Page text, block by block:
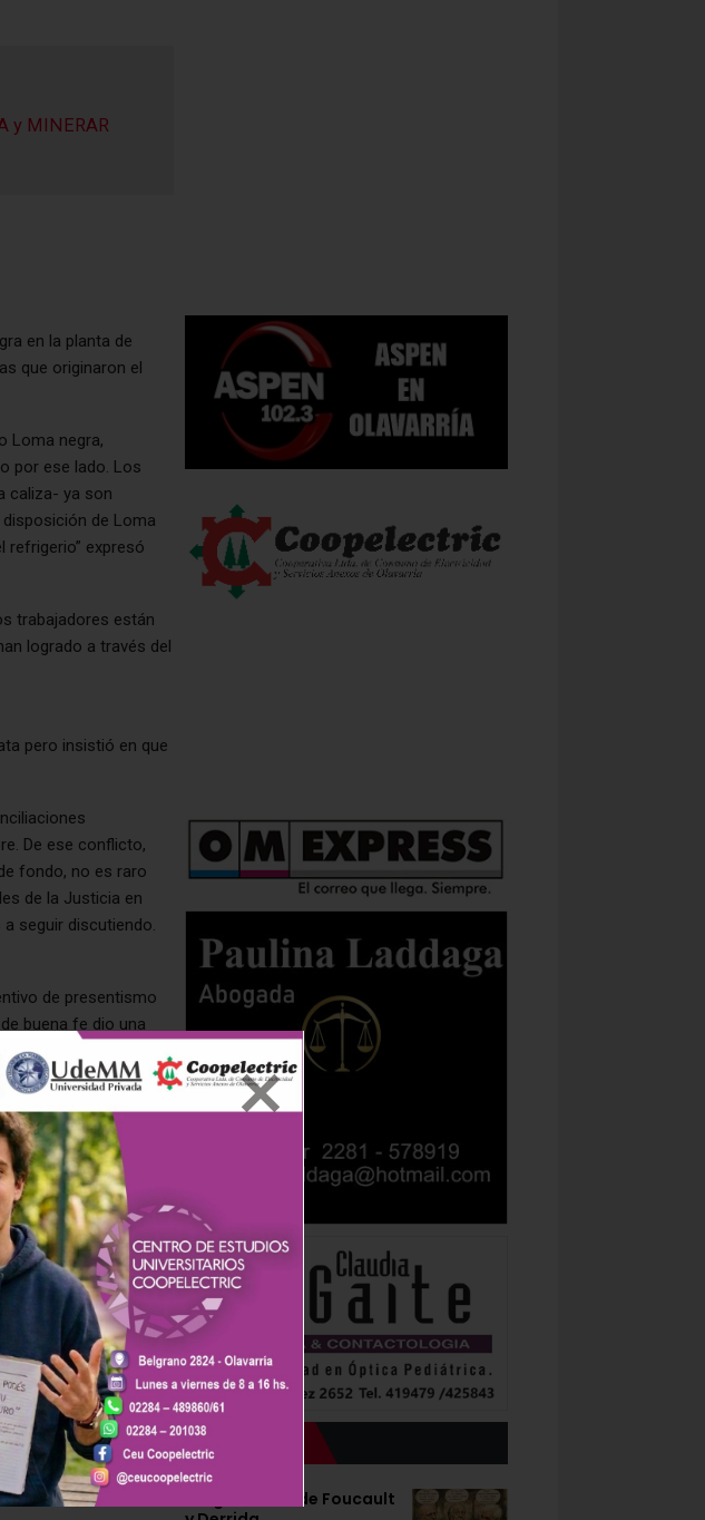
y MINERAR
en la planta de
que originaron el
Loma negra,
por ese lado. Los
caliza- ya son
de Loma
refrigerio” expresó
trabajadores están
logrado a través del
pero insistió en que
De ese conflicto,
fondo, no es raro
de la Justicia en
seguir discutiendo.
de presentismo
buena fe dio una
en
comer arriba de las
en pleno
con 3 o 5
sandwichito o un
vianda. También han
que cada uno
del desalojo de
de Trabajo de
palabra, desde
Lo último
Borges antes de Foucault